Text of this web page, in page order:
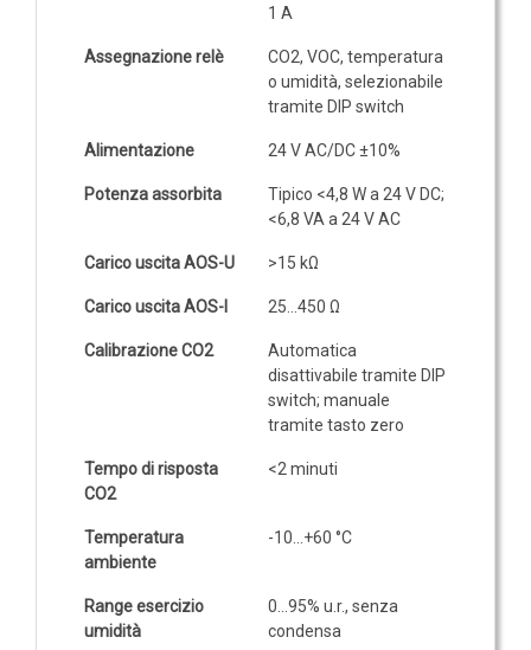
1 A
Assegnazione relè
CO2, VOC, temperatura
o umidità, selezionabile
tramite DIP switch
Alimentazione 24 V AC/DC ±10%
Potenza assorbita
Tipico <4,8 W a 24 V DC;
<6,8 VA a 24 V AC
Carico uscita AOS-U >15 kΩ
Carico uscita AOS-I 25…450 Ω
Calibrazione CO2
Automatica
disattivabile tramite DIP
switch; manuale
tramite tasto zero
Tempo di risposta
CO2
<2 minuti
Temperatura
ambiente
-10…+60 °C
Range esercizio
umidità
0…95% u.r., senza
condensa